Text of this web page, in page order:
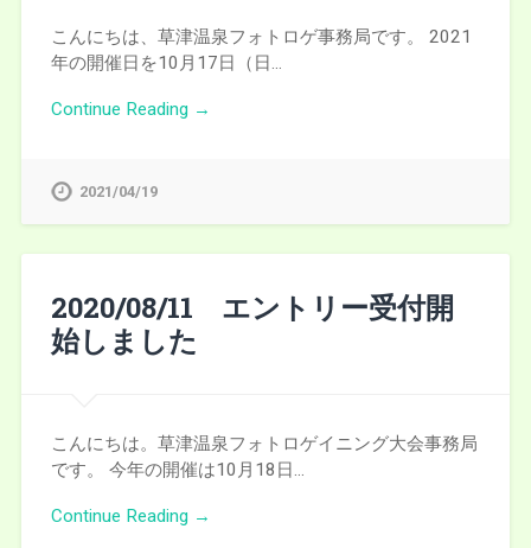
こんにちは、草津温泉フォトロゲ事務局です。 2021
年の開催日を10月17日（日…
Continue Reading →
2021/04/19
2020/08/11 エントリー受付開
始しました
こんにちは。草津温泉フォトロゲイニング大会事務局
です。 今年の開催は10月18日…
Continue Reading →